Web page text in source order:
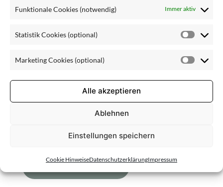
Funktionale Cookies (notwendig) Immer aktiv
Statistik Cookies (optional)
Marketing Cookies (optional)
Alle akzeptieren
Ablehnen
Einstellungen speichern
Cookie HinweiseDatenschutzerklärungImpressum
Unreinheiten
Pflegebereich
Seren und Konzentrate